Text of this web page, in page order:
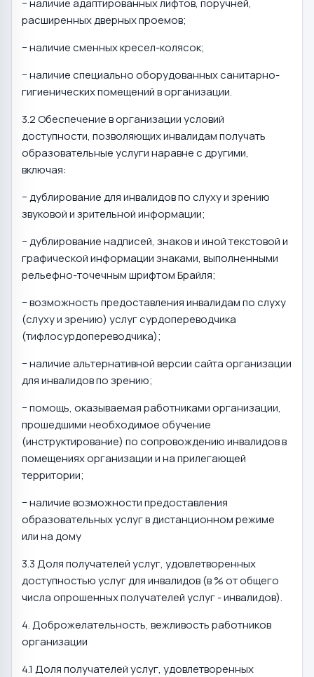
− наличие адаптированных лифтов, поручней,
расширенных дверных проемов;
− наличие сменных кресел-колясок;
− наличие специально оборудованных санитарно-
гигиенических помещений в организации.
3.2 Обеспечение в организации условий
доступности, позволяющих инвалидам получать
образовательные услуги наравне с другими,
включая:
− дублирование для инвалидов по слуху и зрению
звуковой и зрительной информации;
− дублирование надписей, знаков и иной текстовой и
графической информации знаками, выполненными
рельефно-точечным шрифтом Брайля;
− возможность предоставления инвалидам по слуху
(слуху и зрению) услуг сурдопереводчика
(тифлосурдопереводчика);
− наличие альтернативной версии сайта организации
для инвалидов по зрению;
− помощь, оказываемая работниками организации,
прошедшими необходимое обучение
(инструктирование) по сопровождению инвалидов в
помещениях организации и на прилегающей
территории;
− наличие возможности предоставления
образовательных услуг в дистанционном режиме
или на дому
3.3 Доля получателей услуг, удовлетворенных
доступностью услуг для инвалидов (в % от общего
числа опрошенных получателей услуг - инвалидов).
4. Доброжелательность, вежливость работников
организации
4.1 Доля получателей услуг, удовлетворенных